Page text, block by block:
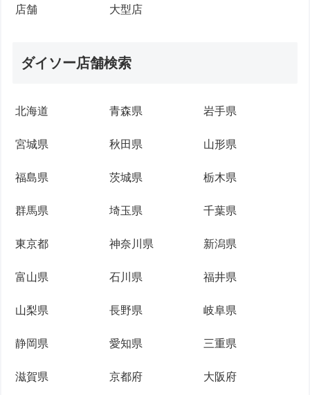
店舗 大型店
ダイソー店舗検索
北海道 青森県 岩手県
宮城県 秋田県 山形県
福島県 茨城県 栃木県
群馬県 埼玉県 千葉県
東京都 神奈川県 新潟県
富山県 石川県 福井県
山梨県 長野県 岐阜県
静岡県 愛知県 三重県
滋賀県 京都府 大阪府